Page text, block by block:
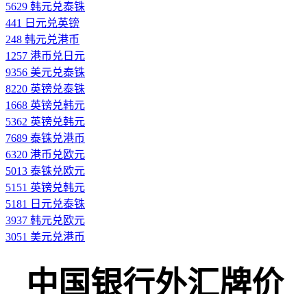
5629 韩元兑泰铢
441 日元兑英镑
248 韩元兑港币
1257 港币兑日元
9356 美元兑泰铢
8220 英镑兑泰铢
1668 英镑兑韩元
5362 英镑兑韩元
7689 泰铢兑港币
6320 港币兑欧元
5013 泰铢兑欧元
5151 英镑兑韩元
5181 日元兑泰铢
3937 韩元兑欧元
3051 美元兑港币
中国银行外汇牌价